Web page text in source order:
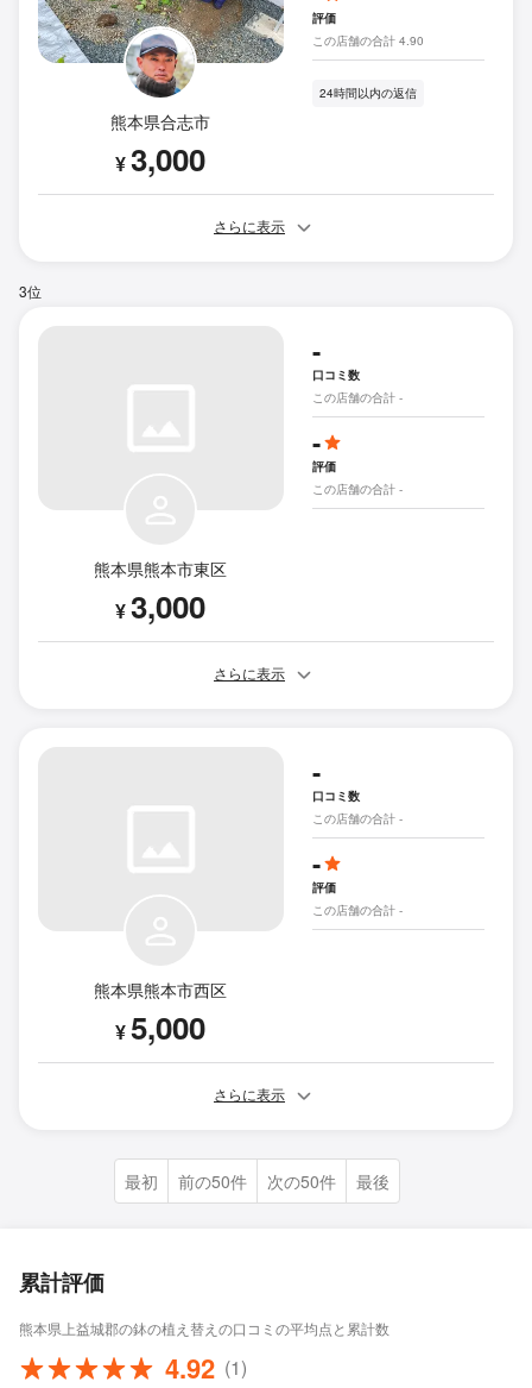
熊本県合志市
¥3,000
評価
この店舗の合計 4.90
24時間以内の返信
さらに表示
3位
熊本県熊本市東区
¥3,000
-
口コミ数
この店舗の合計 -
-
評価
この店舗の合計 -
さらに表示
熊本県熊本市西区
¥5,000
-
口コミ数
この店舗の合計 -
-
評価
この店舗の合計 -
さらに表示
最初 前の50件 次の50件 最後
累計評価
熊本県上益城郡の鉢の植え替えの口コミの平均点と累計数
4.92 (1)